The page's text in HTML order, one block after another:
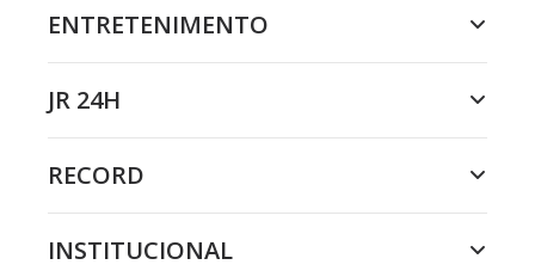
ENTRETENIMENTO
JR 24H
RECORD
INSTITUCIONAL